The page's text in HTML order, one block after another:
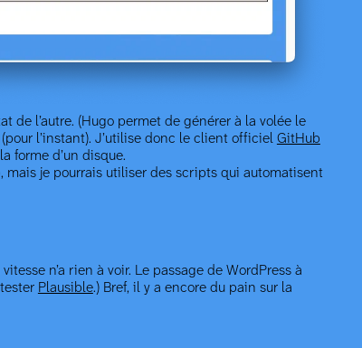
de l’autre. (Hugo permet de générer à la volée le
l’instant). J’utilise donc le client officiel GitHub
forme d’un disque.
mais je pourrais utiliser des scripts qui automatisent
n’a rien à voir. Le passage de WordPress à
Plausible.) Bref, il y a encore du pain sur la